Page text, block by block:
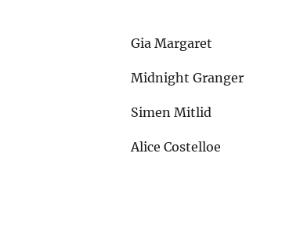
Gia Margaret
Midnight Granger
Simen Mitlid
Alice Costelloe